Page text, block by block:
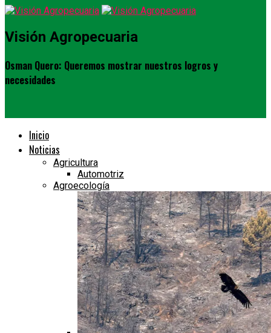
Visión Agropecuaria
Osman Quero: Queremos mostrar nuestros logros y
necesidades
Inicio
Noticias
Agricultura
Automotriz
Agroecología